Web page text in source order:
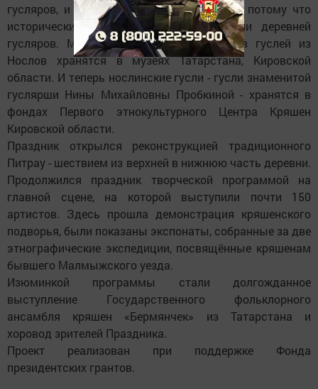
гусляров, и это особенно примечательно, потому что
исторически Нослы испокон веков были деревней
гусляров. Минимум как пять экспонатов гуслей из
Нослов хранятся в музеях Татарстана, Кировской
области. И теперь нослинские гусли - гусли знаменитой
гуслярши Нины Михайловны Пробкиной - хранятся в
фондах Первого этнокультурного Центра Кряшен
Кировской области.
Праздник открылся реконструкцией традиционного
Питрау - шествием из верхней в нижнюю часть деревни.
Продолжился праздник творческой программой на
главной сцене, на которой выступили почти 150
артистов. Здесь прошла демонстрация кряшенского
подворья, были показаны экспонаты, собранные за две
этнографические экспедиции, посвящённые кряшенам
бывшего Малмыжского уезда.
Изюминкой программы стали долгожданное
выступление Государственного фольклорного
ансамбля кряшен «Бермянчек» из Татарстана и
хоровод зрителей Праздника.
Проект реализован при поддержке Фонда
президентских грантов.